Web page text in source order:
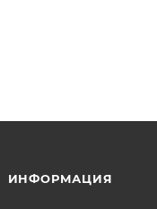
ИНФОРМАЦИЯ